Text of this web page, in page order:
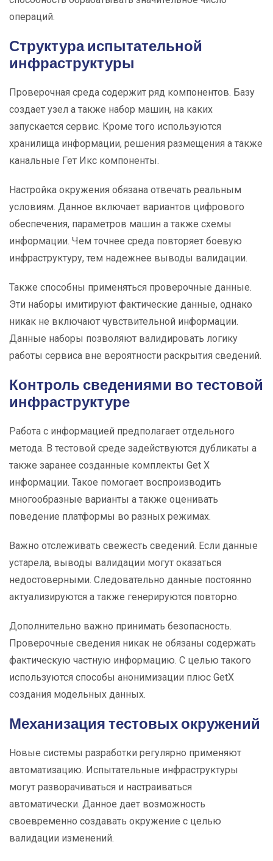
операций.
Структура испытательной
инфраструктуры
Проверочная среда содержит ряд компонентов. Базу
создает узел а также набор машин, на каких
запускается сервис. Кроме того используются
хранилища информации, решения размещения а также
канальные Гет Икс компоненты.
Настройка окружения обязана отвечать реальным
условиям. Данное включает вариантов цифрового
обеспечения, параметров машин а также схемы
информации. Чем точнее среда повторяет боевую
инфраструктуру, тем надежнее выводы валидации.
Также способны применяться проверочные данные.
Эти наборы имитируют фактические данные, однако
никак не включают чувствительной информации.
Данные наборы позволяют валидировать логику
работы сервиса вне вероятности раскрытия сведений.
Контроль сведениями во тестовой
инфраструктуре
Работа с информацией предполагает отдельного
метода. В тестовой среде задействуются дубликаты а
также заранее созданные комплекты Get X
информации. Такое помогает воспроизводить
многообразные варианты а также оценивать
поведение платформы во разных режимах.
Важно отслеживать свежесть сведений. Если данные
устарела, выводы валидации могут оказаться
недостоверными. Следовательно данные постоянно
актуализируются а также генерируются повторно.
Дополнительно важно принимать безопасность.
Проверочные сведения никак не обязаны содержать
фактическую частную информацию. С целью такого
используются способы анонимизации плюс GetX
создания модельных данных.
Механизация тестовых окружений
Новые системы разработки регулярно применяют
автоматизацию. Испытательные инфраструктуры
могут разворачиваться и настраиваться
автоматически. Данное дает возможность
своевременно создавать окружение с целью
валидации изменений.